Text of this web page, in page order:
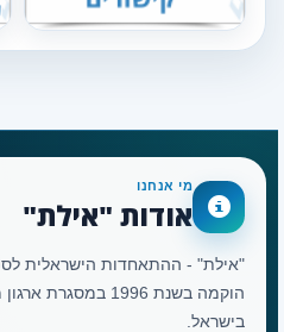
מי אנחנו
אודות "אילת"
"אילת" - ההתאחדות הישראלית
הוקמה בשנת 1996
בישראל.